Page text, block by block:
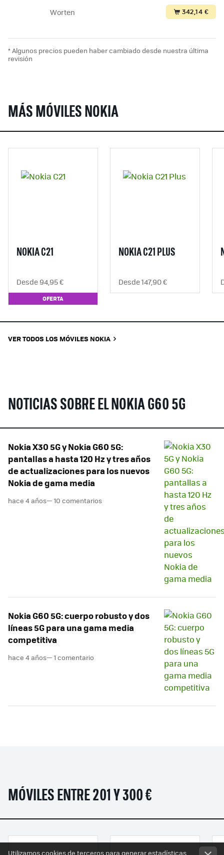
Worten 342,14 €
* Algunos precios pueden haber cambiado desde nuestra última
revisión
MÁS MÓVILES NOKIA
NOKIA C21
Desde 94,95 €
OFERTA
NOKIA C21 PLUS
Desde 147,90 €
VER TODOS LOS MÓVILES NOKIA
NOTICIAS SOBRE EL NOKIA G60 5G
Nokia X30 5G y Nokia G60 5G:
pantallas a hasta 120 Hz y tres años
de actualizaciones para los nuevos
Nokia de gama media
hace 4 años— 10 comentarios
Nokia G60 5G: cuerpo robusto y dos
líneas 5G para una gama media
competitiva
hace 4 años— 1 comentario
MÓVILES ENTRE 201 Y 300 €
Utilizamos cookies de terceros para generar estadísticas